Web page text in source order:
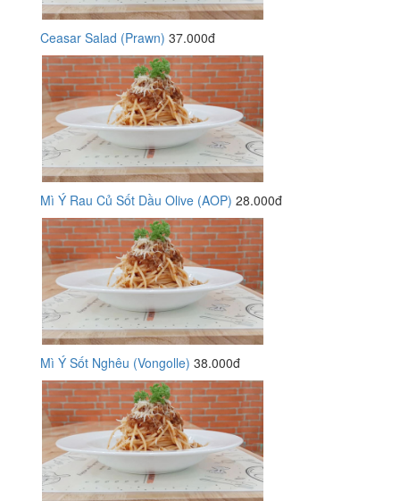
Ceasar Salad (Prawn) 37.000đ
Mì Ý Rau Củ Sốt Dầu Olive (AOP) 28.000đ
Mì Ý Sốt Nghêu (Vongolle) 38.000đ